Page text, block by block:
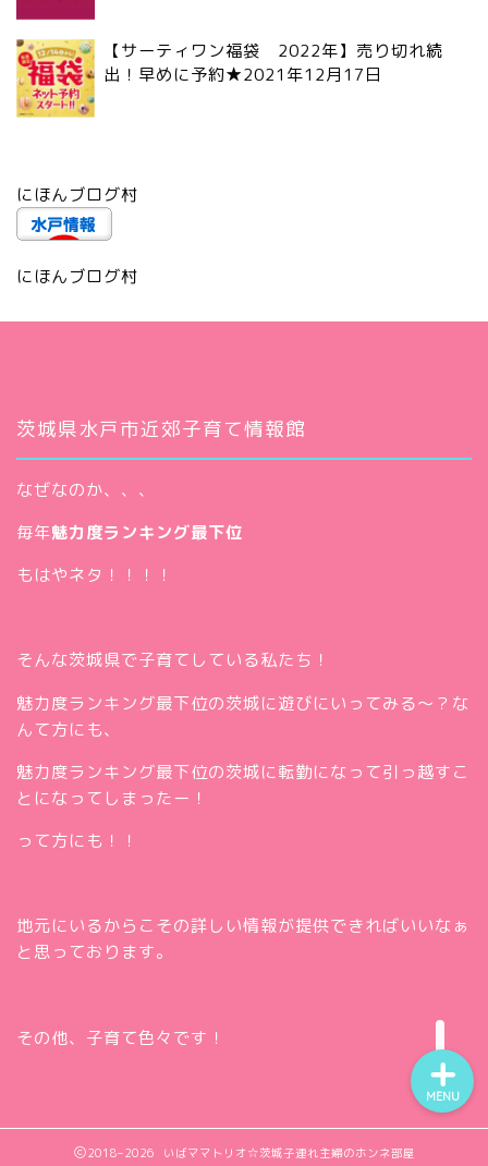
【サーティワン福袋 2022年】売り切れ続
出！早めに予約★2021年12月17日
にほんブログ村
にほんブログ村
茨城県水戸市近郊子育て情報館
なぜなのか、、、
毎年魅力度ランキング最下位
もはやネタ！！！！
そんな茨城県で子育てしている私たち！
魅力度ランキング最下位の茨城に遊びにいってみる～？な
んて方にも、
魅力度ランキング最下位の茨城に転勤になって引っ越すこ
とになってしまったー！
って方にも！！
地元にいるからこその詳しい情報が提供できればいいなぁ
と思っております。
その他、子育て色々です！
2018–2026 いばママトリオ☆茨城子連れ主婦のホンネ部屋
MENU
い合
m